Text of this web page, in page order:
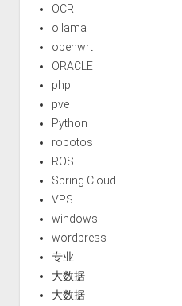
OCR
ollama
openwrt
ORACLE
php
pve
Python
robotos
ROS
Spring Cloud
VPS
windows
wordpress
专业
大数据
大数据